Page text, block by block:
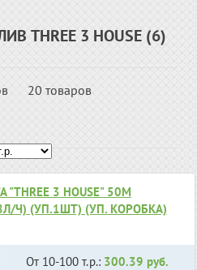
THREE 3 HOUSE (6)
20 товаров
3 HOUSE" 50М
Ч) (УП.1ШТ) (УП. КОРОБКА)
От 10-100 т.р.: 300.39 руб.